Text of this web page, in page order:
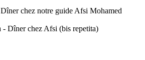
chez notre guide Afsi Mohamed
- Dîner chez Afsi (bis repetita)